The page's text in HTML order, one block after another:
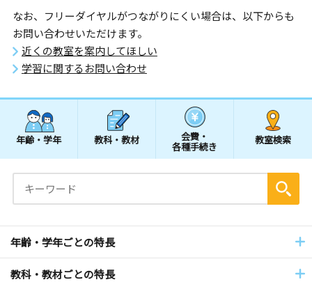
なお、フリーダイヤルがつながりにくい場合は、以下からも
お問い合わせいただけます。
近くの教室を案内してほしい
学習に関するお問い合わせ
年齢・学年 教科・教材 会費・
各種手続き
教室検索
年齢・学年ごとの特長
教科・教材ごとの特長